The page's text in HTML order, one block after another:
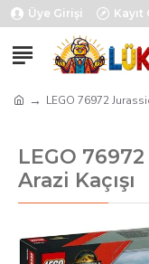
Üye Girişi Kayıt
LEGO 76972
LEGO
Arazi Kaçışı